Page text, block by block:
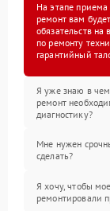
На этапе приема
ремонт вам
обязательств на
по ремонту
гарантийный
Я уже знаю в
ремонт
диагностику?
Мне нужен
сделать?
Я хочу, чтобы
ремонтировали